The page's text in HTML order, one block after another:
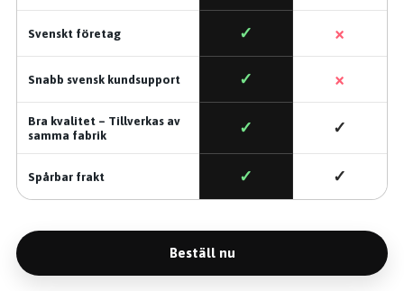
Svenskt företag ✓ ×
Snabb svensk kundsupport ✓ ×
Bra kvalitet – Tillverkas av
samma fabrik
✓ ✓
Spårbar frakt ✓ ✓
Beställ nu